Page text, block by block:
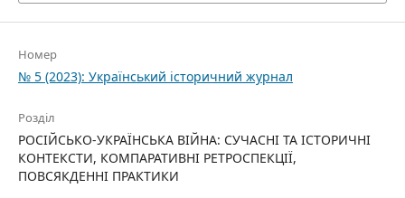
Номер
№ 5 (2023): Український історичний журнал
Розділ
РОСІЙСЬКО-УКРАЇНСЬКА ВІЙНА: СУЧАСНІ ТА ІСТОРИЧНІ
КОНТЕКСТИ, КОМПАРАТИВНІ РЕТРОСПЕКЦІЇ,
ПОВСЯКДЕННІ ПРАКТИКИ